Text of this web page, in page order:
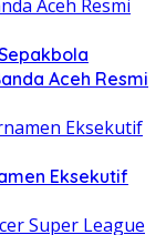
Aceh Resmi
Eksekutif